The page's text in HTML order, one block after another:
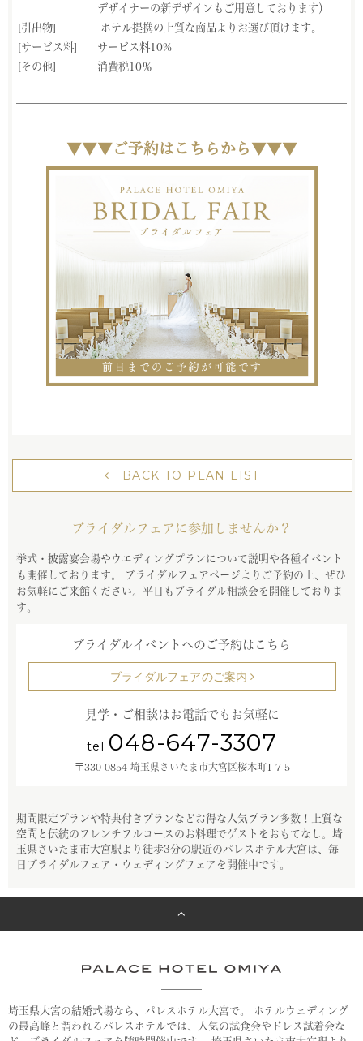
デザイナーの新デザインもご用意しております）
[引出物]
ホテル提携の上質な商品よりお選び頂けます。
[サービス料]
サービス料10%
[その他]
消費税10％
▼▼▼ご予約はこちらから▼▼▼
BACK TO PLAN LIST
ブライダルフェアに参加しませんか？
挙式・披露宴会場やウエディングプランについて説明や各種イベント
も開催しております。
ブライダルフェアページよりご予約の上、ぜひ
お気軽にご来館ください。平日もブライダル相談会を開催しておりま
す。
ブライダルイベントへのご予約はこちら
ブライダルフェアのご案内
見学・ご相談はお電話でもお気軽に
tel 048-647-3307
〒330-0854 埼玉県さいたま市大宮区桜木町1-7-5
期間限定プランや特典付きプランなどお得な人気プラン多数！上質な
空間と伝統のフレンチフルコースのお料理でゲストをおもてなし。 埼
玉県さいたま市大宮駅より徒歩3分の駅近のパレスホテル大宮は、毎
日ブライダルフェア・ウェディングフェアを開催中です。
埼玉県大宮の結婚式場なら、パレスホテル大宮で。
ホテルウェディング
の最高峰と謂われるパレスホテルでは、人気の試食会やドレス試着会な